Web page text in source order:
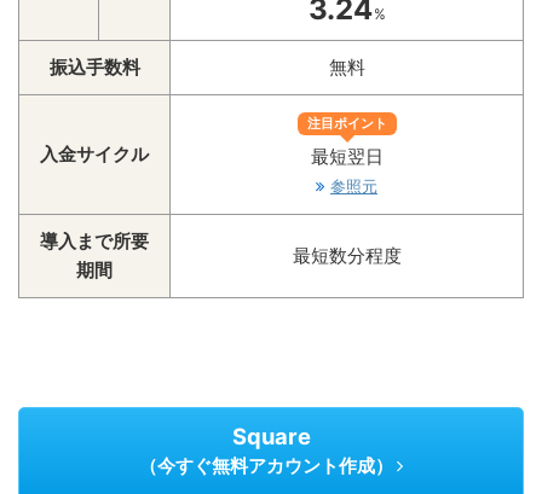
3.24%
振込手数料 無料
入金サイクル
注目ポイント
最短翌日
参照元
導入まで所要
期間
最短数分程度
Square
（今すぐ無料アカウント作成）